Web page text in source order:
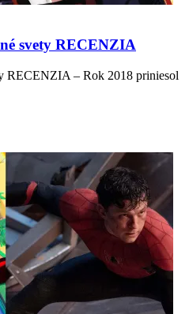
svety RECENZIA
RECENZIA – Rok 2018 priniesol